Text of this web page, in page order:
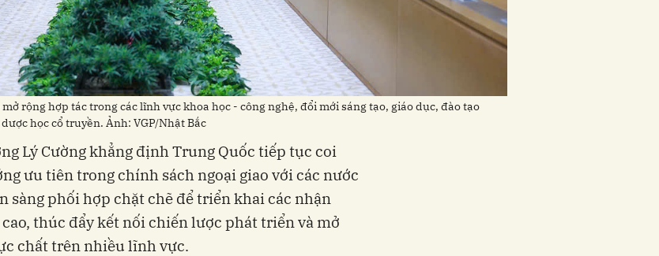
rộng hợp tác trong các lĩnh vực khoa học - công nghệ, đổi mới sáng tạo, giáo dục, đào tạo
học cổ truyền. Ảnh: VGP/Nhật Bắc
Lý Cường khẳng định Trung Quốc tiếp tục coi
ưu tiên trong chính sách ngoại giao với các nước
sàng phối hợp chặt chẽ để triển khai các nhận
thúc đẩy kết nối chiến lược phát triển và mở
chất trên nhiều lĩnh vực.